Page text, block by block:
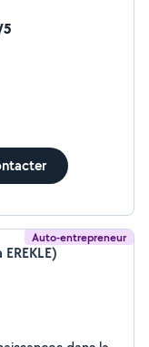
Auto-entrepreneur